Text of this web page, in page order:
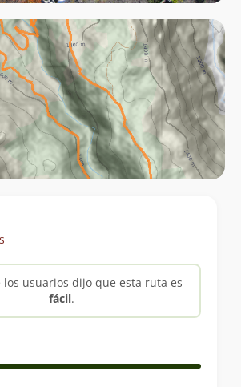
los usuarios dijo que esta ruta es
fácil.